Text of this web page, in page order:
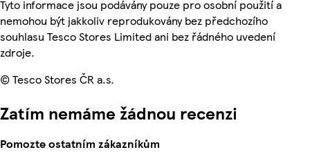
Tyto informace jsou podávány pouze pro osobní použití a
nemohou být jakkoliv reprodukovány bez předchozího
souhlasu Tesco Stores Limited ani bez řádného uvedení
zdroje.
© Tesco Stores ČR a.s.
Zatím nemáme žádnou recenzi
Pomozte ostatním zákazníkům